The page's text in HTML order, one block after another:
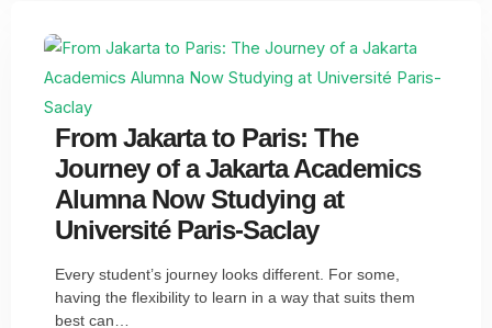
From Jakarta to Paris: The
Journey of a Jakarta Academics
Alumna Now Studying at
Université Paris-Saclay
Every student’s journey looks different. For some,
having the flexibility to learn in a way that suits them
best can…